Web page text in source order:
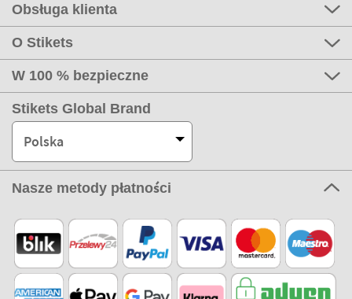
Obsługa klienta
O Stikets
W 100 % bezpieczne
Stikets Global Brand
Polska
Nasze metody płatności